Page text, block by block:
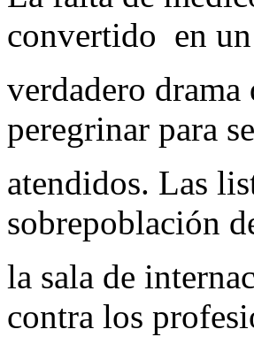
convertido en un
verdadero drama
peregrinar para
atendidos. Las
sobrepoblación
la sala de
contra los